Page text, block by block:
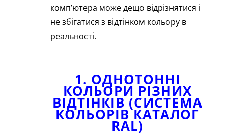
комп’ютера може дещо відрізнятися і
не збігатися з відтінком кольору в
реальності.
1. ОДНОТОННІ
КОЛЬОРИ РІЗНИХ
ВІДТІНКІВ (СИСТЕМА
КОЛЬОРІВ КАТАЛОГ
RAL)